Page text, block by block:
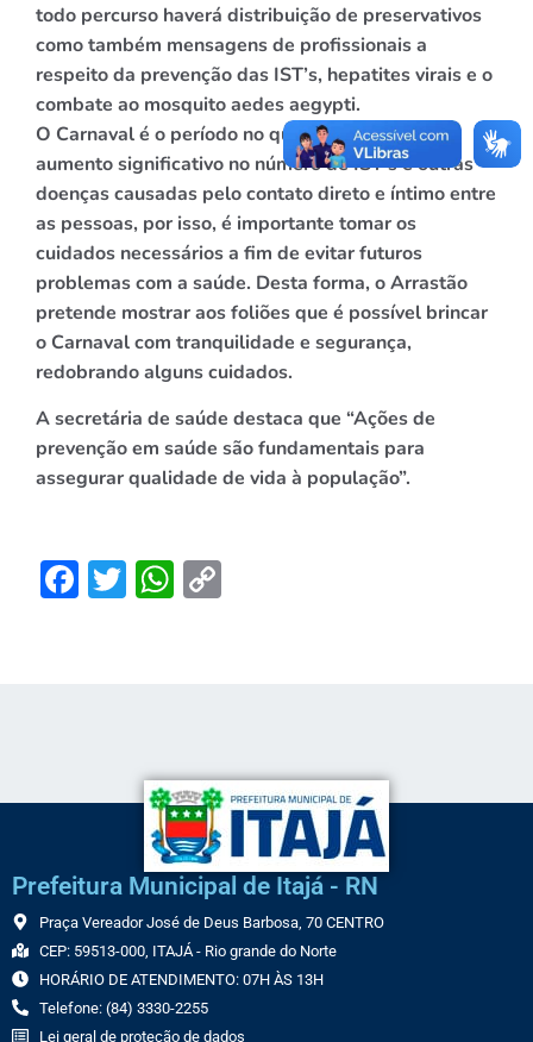
todo percurso haverá distribuição de preservativos
como também mensagens de profissionais a
respeito da prevenção das IST’s, hepatites virais e o
combate ao mosquito aedes aegypti.
O Carnaval é o período no qual se registra um
aumento significativo no número de IST’s e outras
doenças causadas pelo contato direto e íntimo entre
as pessoas, por isso, é importante tomar os
cuidados necessários a fim de evitar futuros
problemas com a saúde. Desta forma, o Arrastão
pretende mostrar aos foliões que é possível brincar
o Carnaval com tranquilidade e segurança,
redobrando alguns cuidados.
A secretária de saúde destaca que “Ações de
prevenção em saúde são fundamentais para
assegurar qualidade de vida à população”.
Facebook
TwitterWhatsApp
Prefeitura Municipal de Itajá - RN
Praça Vereador José de Deus Barbosa, 70 CENTRO
CEP: 59513-000, ITAJÁ - Rio grande do Norte
HORÁRIO DE ATENDIMENTO: 07H ÀS 13H
Telefone: (84) 3330-2255
Lei geral de proteção de dados